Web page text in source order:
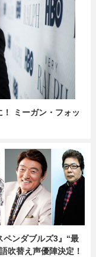
！ ミーガン・フォッ
ペンダブルズ3』“最
吹替え声優陣決定！